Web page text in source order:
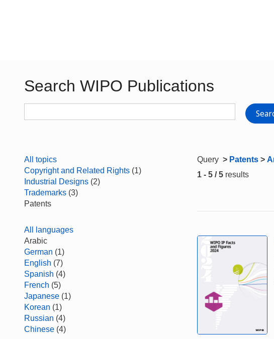
Search WIPO Publications
All topics
Copyright and Related Rights (1)
Industrial Designs (2)
Trademarks (3)
Patents
All languages
Arabic
German (1)
English (7)
Spanish (4)
French (5)
Japanese (1)
Korean (1)
Russian (4)
Chinese (4)
Query > Patents >
1 - 5 / 5 results